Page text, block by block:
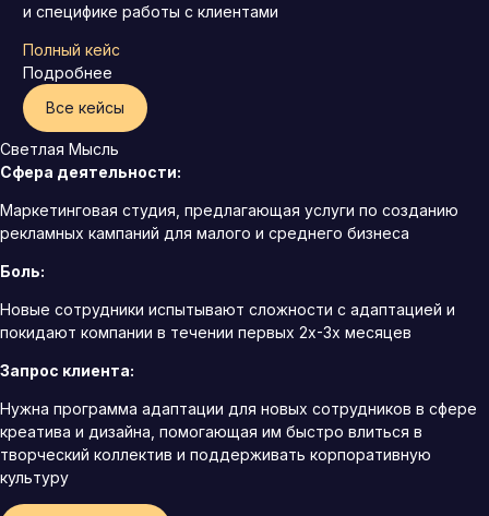
и специфике работы с клиентами
Полный кейс
Подробнее
Все кейсы
Светлая Мысль
Сфера деятельности:
Маркетинговая студия, предлагающая услуги по созданию
рекламных кампаний для малого и среднего бизнеса
Боль:
Новые сотрудники испытывают сложности с адаптацией и
покидают компании в течении первых 2х-3х месяцев
Запрос клиента:
Нужна программа адаптации для новых сотрудников в сфере
креатива и дизайна, помогающая им быстро влиться в
творческий коллектив и поддерживать корпоративную
культуру